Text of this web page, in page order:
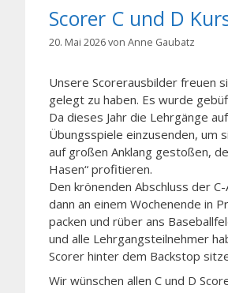
Scorer C und D
20. Mai 2026von Anne Gaubatz
Unsere Scorerausbilder freuen
gelegt zu haben. Es wurde
Da dieses Jahr die Lehrgänge
Übungsspiele einzusenden, um
auf großen Anklang gestoßen,
Hasen“ profitieren.
Den krönenden Abschluss der
dann an einem Wochenende in
packen und rüber ans
und alle Lehrgangsteilnehmer
Scorer hinter dem Backstop
Wir wünschen allen C und D